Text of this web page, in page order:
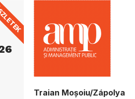
Traian Moșoiu/Zápolya